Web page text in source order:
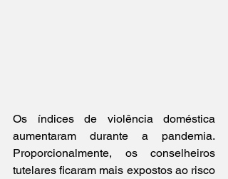
Os índices de violência doméstica
aumentaram durante a pandemia.
Proporcionalmente, os conselheiros
tutelares ficaram mais expostos ao risco